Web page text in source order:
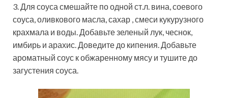
3. Для соуса смешайте по одной ст.л. вина, соевого
соуса, оливкового масла, сахар , смеси кукурузного
крахмала и воды. Добавьте зеленый лук, чеснок,
имбирь и арахис. Доведите до кипения. Добавьте
ароматный соус к обжаренному мясу и тушите до
загустения соуса.